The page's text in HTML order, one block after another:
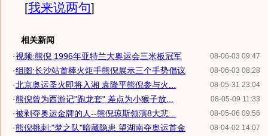
[我来说两句]
相关新闻
08-06-03 09:47
·视频:熊倪 1996年亚特兰大奥运会三米板冠军
08-06-03 08:28
·组图:长沙站首棒火炬手熊倪展示三个手势倡议
08-05-31 23:04
·北京奥运圣火即将入湘 袁隆平熊倪参与火...
08-05-09 11:33
·熊倪曾为西游记"跑龙套" 差点为小猴子放...
08-05-06 09:56
·被剥夺奥运金牌的人--熊倪琼斯领演8大悲...
08-04-02 14:07
·熊倪挑刺:"梦之队"暗藏隐患 望湖南夺奥运首金